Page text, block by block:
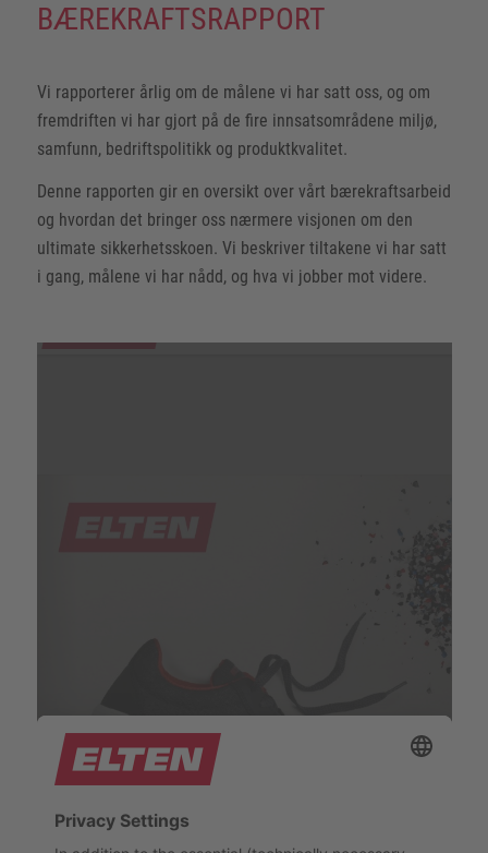
BÆREKRAFTSRAPPORT
Vi rapporterer årlig om de målene vi har satt oss, og om
fremdriften vi har gjort på de fire innsatsområdene miljø,
samfunn, bedriftspolitikk og produktkvalitet.
Denne rapporten gir en oversikt over vårt bærekraftsarbeid
og hvordan det bringer oss nærmere visjonen om den
ultimate sikkerhetsskoen. Vi beskriver tiltakene vi har satt
i gang, målene vi har nådd, og hva vi jobber mot videre.